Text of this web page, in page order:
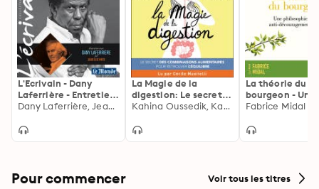
L'Ecrivain - Dany
Laferrière - Entretien
inédit par Jean-Luc Dany Laferrière, Jean-Luc Hees
La Magie de la
digestion: Le secret
des combinaisons
retrouver l'équilibre
Kahina Oussedik, Karim Ferhi
La théorie du
bourgeon - Une
philosophie
l'auteur du
Fabrice Midal
Pour commencer Voir tous les titres